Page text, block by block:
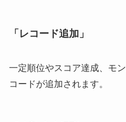
「レコード追加」
一定順位やスコア達成、モ
コードが追加されます。